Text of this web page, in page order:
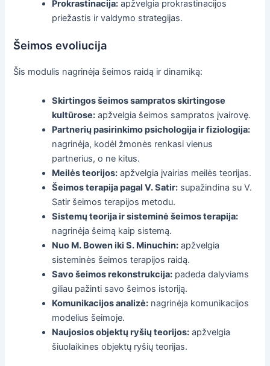
Prokrastinacija: apžvelgia prokrastinacijos
priežastis ir valdymo strategijas.
Šeimos evoliucija
Šis modulis nagrinėja šeimos raidą ir dinamiką:
Skirtingos šeimos sampratos skirtingose
kultūrose: apžvelgia šeimos sampratos įvairovę.
Partnerių pasirinkimo psichologija ir fiziologija:
nagrinėja, kodėl žmonės renkasi vienus
partnerius, o ne kitus.
Meilės teorijos: apžvelgia įvairias meilės teorijas.
Šeimos terapija pagal V. Satir: supažindina su V.
Satir šeimos terapijos metodu.
Sistemų teorija ir sisteminė šeimos terapija:
nagrinėja šeimą kaip sistemą.
Nuo M. Bowen iki S. Minuchin: apžvelgia
sisteminės šeimos terapijos raidą.
Savo šeimos rekonstrukcija: padeda dalyviams
giliau pažinti savo šeimos istoriją.
Komunikacijos analizė: nagrinėja komunikacijos
modelius šeimoje.
Naujosios objektų ryšių teorijos: apžvelgia
šiuolaikines objektų ryšių teorijas.